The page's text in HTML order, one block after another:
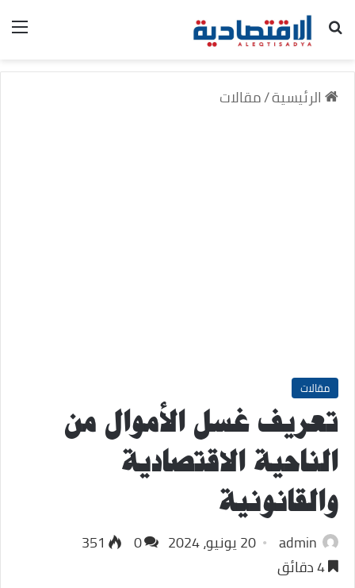
بحث عن
الرئيسية/مقالات
مقالات
تعريف غسل الأموال من
الناحية الاقتصادية
والقانونية
admin 20 يونيو، 2024 0
351